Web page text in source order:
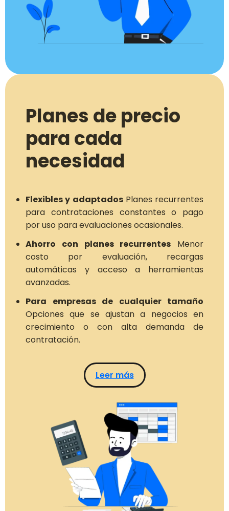
Planes de precio
para cada
necesidad
Flexibles y adaptadosPlanes recurrentes
para contrataciones constantes o pago
por uso para evaluaciones ocasionales.
Ahorro con planes recurrentes Menor
costo por evaluación, recargas
automáticas y acceso a herramientas
avanzadas.
Para empresas de cualquier tamaño
Opciones que se ajustan a negocios en
crecimiento o con alta demanda de
contratación.
Leer más